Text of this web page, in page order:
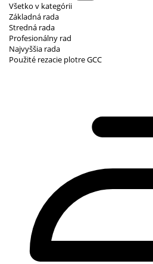
Všetko v kategórii
Základná rada
Stredná rada
Profesionálny rad
Najvyššia rada
Použité rezacie plotre GCC